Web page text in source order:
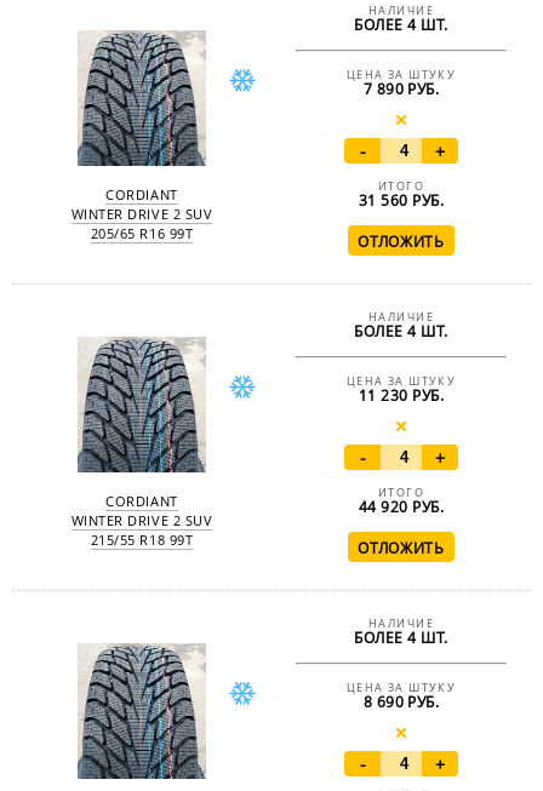
CORDIANT
WINTER DRIVE 2 SUV
205/65 R16 99T
НАЛИЧИЕ
БОЛЕЕ 4 ШТ.
ЦЕНА ЗА ШТУКУ
7 890 РУБ.
- +
ИТОГО
31 560 РУБ.
CORDIANT
WINTER DRIVE 2 SUV
215/55 R18 99T
НАЛИЧИЕ
БОЛЕЕ 4 ШТ.
ЦЕНА ЗА ШТУКУ
11 230 РУБ.
- +
ИТОГО
44 920 РУБ.
НАЛИЧИЕ
БОЛЕЕ 4 ШТ.
ЦЕНА ЗА ШТУКУ
8 690 РУБ.
- +